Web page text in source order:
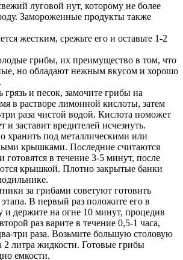
луговой нут, которому не более
Замороженные продукты также
жестким, срежьте его и оставьте 1-2
грибы, их преимущество в том, что
но обладают нежным вкусом и хорошо
грязь и песок, замочите грибы на
в растворе лимонной кислоты, затем
раза чистой водой. Кислота поможет
и заставит вредителей исчезнуть.
под металлическими или
крышками. Последние считаются
готовятся в течение 3-5 минут, после
крышкой. Плотно закрытые банки
за грибами советуют готовить
В первый раз положите его в
держите на огне 10 минут, процедив
раз варите в течение 0,5-1 часа,
три раза. Возьмите большую столовую
2 литра жидкости. Готовые грибы
емкости.